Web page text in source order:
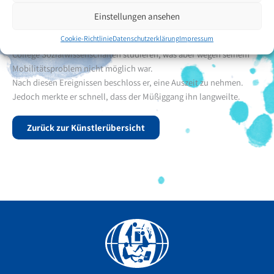
Einstellungen ansehen
Cookie-RichtlinieDatenschutzerklärungImpressum
kehrte er zur Schule zurück.
Durch seinen guten Schulabschluss hat er ein 100% Stipendium für
die ProUni an einer privaten Hochschule, erhalten. Er wollte im
College Sozialwissenschaften studieren, was aber wegen seinem
Mobilitätsproblem nicht möglich war.
Nach diesen Ereignissen beschloss er, eine Auszeit zu nehmen.
Jedoch merkte er schnell, dass der Müßiggang ihn langweilte.
Zurück zur Künstlerübersicht
Facebook
YouTube
Instagram